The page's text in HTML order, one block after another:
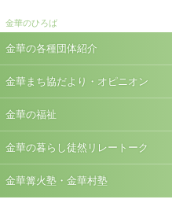
金華のひろば
金華の各種団体紹介
金華まち協だより・オピニオン
金華の福祉
金華の暮らし徒然リレートーク
金華篝火塾・金華村塾